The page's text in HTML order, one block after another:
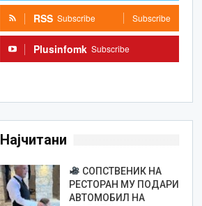
RSS Subscribe Subscribe
Plusinfomk Subscribe
Најчитани
СОПСТВЕНИК НА
РЕСТОРАН МУ ПОДАРИ
АВТОМОБИЛ НА